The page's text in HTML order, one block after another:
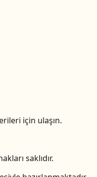
için ulaşın.
saklıdır.